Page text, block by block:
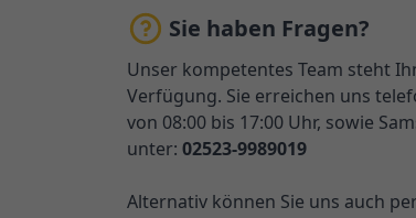
Sie haben Fragen?
Unser kompetentes Team steht
Verfügung. Sie erreichen uns
von 08:00 bis 17:00 Uhr, sowie
unter: 02523-9989019
Alternativ können Sie uns auch